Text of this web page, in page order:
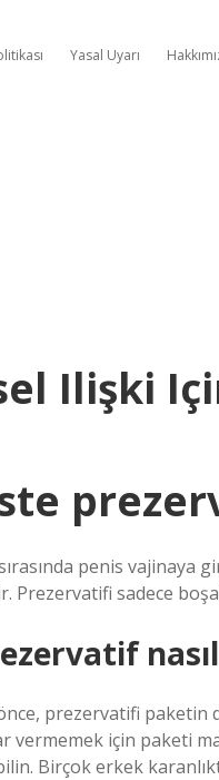
Yasal Uyarı
Ilişki
penis vajinaya
Prezervatifi sadece
nasıl
prezervatifi paketin
vermemek için paketi
Birçok erkek